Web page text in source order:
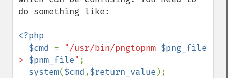
do something like:
<?php
  $cmd
= "/usr/bin/pngtopnm $png_file
> $pnm_file" ;
system($cmd,$return_value );